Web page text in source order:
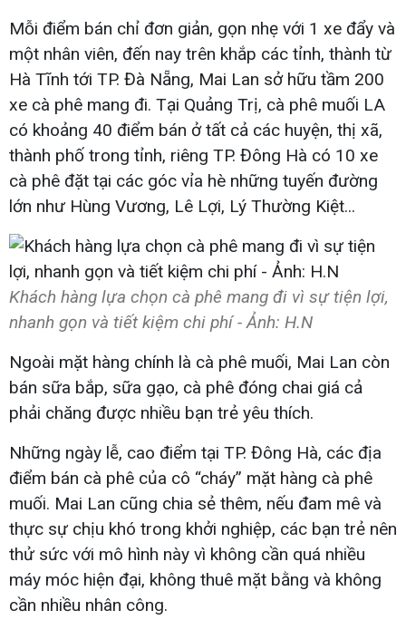
Mỗi điểm bán chỉ đơn giản, gọn nhẹ với 1 xe đẩy và
một nhân viên, đến nay trên khắp các tỉnh, thành từ
Hà Tĩnh tới TP. Đà Nẵng, Mai Lan sở hữu tầm 200
xe cà phê mang đi. Tại Quảng Trị, cà phê muối LA
có khoảng 40 điểm bán ở tất cả các huyện, thị xã,
thành phố trong tỉnh, riêng TP. Đông Hà có 10 xe
cà phê đặt tại các góc vỉa hè những tuyến đường
lớn như Hùng Vương, Lê Lợi, Lý Thường Kiệt...
Khách hàng lựa chọn cà phê mang đi vì sự tiện lợi,
nhanh gọn và tiết kiệm chi phí - Ảnh: H.N
Ngoài mặt hàng chính là cà phê muối, Mai Lan còn
bán sữa bắp, sữa gạo, cà phê đóng chai giá cả
phải chăng được nhiều bạn trẻ yêu thích.
Những ngày lễ, cao điểm tại TP. Đông Hà, các địa
điểm bán cà phê của cô “cháy” mặt hàng cà phê
muối. Mai Lan cũng chia sẻ thêm, nếu đam mê và
thực sự chịu khó trong khởi nghiệp, các bạn trẻ nên
thử sức với mô hình này vì không cần quá nhiều
máy móc hiện đại, không thuê mặt bằng và không
cần nhiều nhân công.